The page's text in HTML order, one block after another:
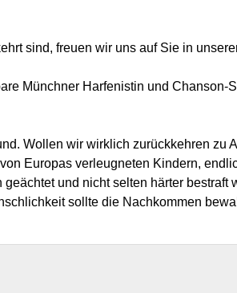
sind, freuen wir uns auf Sie in
Münchner Harfenistin und Chanson-
Wollen wir wirklich zurückkehren zu
Europas verleugneten Kindern,
und nicht selten härter bestraft
sollte die Nachkommen